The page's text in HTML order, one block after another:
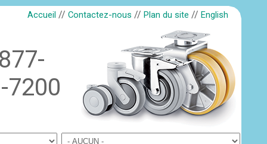
Accueil // Contactez-nous // Plan du site // English
7200